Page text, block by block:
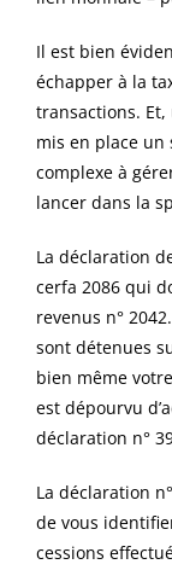
Il est bien
échapper à la
transactions. Et,
mis en place un
complexe à
lancer dans la
La déclaration
cerfa 2086 qui
revenus n°
sont détenues
bien même
est dépourvu
déclaration n°
La déclaration
de vous
cessions